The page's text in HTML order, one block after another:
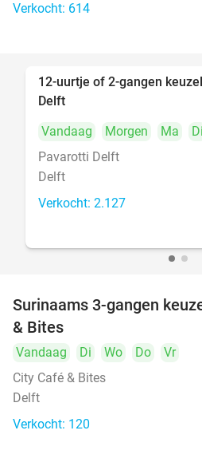
Verkocht: 614
12-uurtje of 2-gangen
Delft
Vandaag
Morgen Ma Di
Pavarotti Delft
Delft
Verkocht: 2.127
Surinaams 3-gangen
& Bites
Vandaag Di Wo Do
Vr
City Café & Bites
Delft
Verkocht: 120